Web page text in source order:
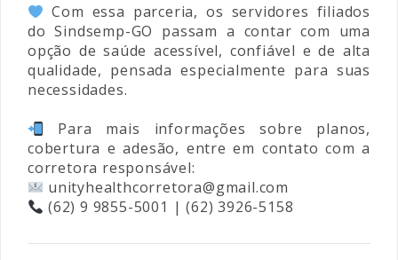
Com essa parceria, os servidores filiados
do Sindsemp-GO passam a contar com uma
opção de saúde acessível, confiável e de alta
qualidade, pensada especialmente para suas
necessidades.
Para mais informações sobre planos,
cobertura e adesão, entre em contato com a
corretora responsável:
unityhealthcorretora@gmail.com
(62) 9 9855-5001 | (62) 3926-5158